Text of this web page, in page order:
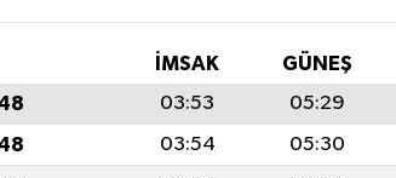
İMSAK GÜNEŞ
03:53 05:29
03:54 05:30